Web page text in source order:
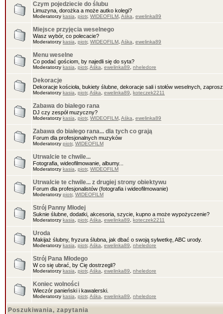
Czym pojedziecie do ślubu
Limuzyna, dorożka a może autko kolegi?
Moderatorzy kasia piotr, WIDEOFILM Aśka ewelinka89
Miejsce przyjęcia weselnego
Wasz wybór, co polecacie?
Moderatorzy kasia piotr, WIDEOFILM Aśka ewelinka89
Menu weselne
Co podać gościom, by najedli się do syta?
Moderatorzy kasia piotr, Aśka ewelinka89 nheledore
Dekoracje
Dekoracje kościoła, bukiety ślubne, dekoracje sali i stołów weselnych,
Moderatorzy kasia piotr, Aśka ewelinka89 koteczek2211
Zabawa do białego rana
DJ czy zespół muzyczny?
Moderatorzy kasia piotr, WIDEOFILM Aśka ewelinka89
Zabawa do białego rana... dla tych co grają
Forum dla profesjonalnych muzyków
Moderatorzy piotr, WIDEOFILM
Utrwalcie te chwile...
Fotografia, wideofilmowanie, albumy...
Moderatorzy kasia piotr, WIDEOFILM
Utrwalcie te chwile... z drugiej strony obiektywu
Forum dla profesjonalistów (fotografia i wideofilmowanie)
Moderatorzy piotr, WIDEOFILM
Strój Panny Młodej
Suknie ślubne, dodatki, akcesoria, szycie, kupno a może wypożyczenie?
Moderatorzy kasia piotr, Aśka ewelinka89 koteczek2211
Uroda
Makijaż ślubny, fryzura ślubna, jak dbać o swoją sylwetkę, ABC urody.
Moderatorzy kasia piotr, Aśka ewelinka89 nheledore
Strój Pana Młodego
W co się ubrać, by Cię dostrzegli?
Moderatorzy kasia piotr, Aśka ewelinka89 nheledore
Koniec wolności
Wieczór panieński i kawalerski.
Moderatorzy kasia piotr, Aśka ewelinka89 nheledore
Poszukiwania, zapytania